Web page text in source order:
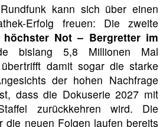
kann sich über einen
Erfolg freuen: Die zweite
höchster Not – Bergretter im
bislang 5,8 Millionen Mal
damit sogar die starke
der hohen Nachfrage
dass die Dokuserie 2027 mit
zurückkehren wird. Die
die neuen Folgen laufen bereits